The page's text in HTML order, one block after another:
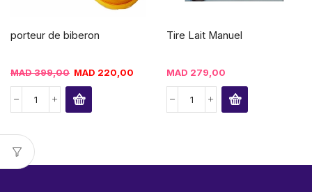
porteur de biberon
MAD399,00 MAD 220,00
Tire Lait Manuel
MAD 279,00